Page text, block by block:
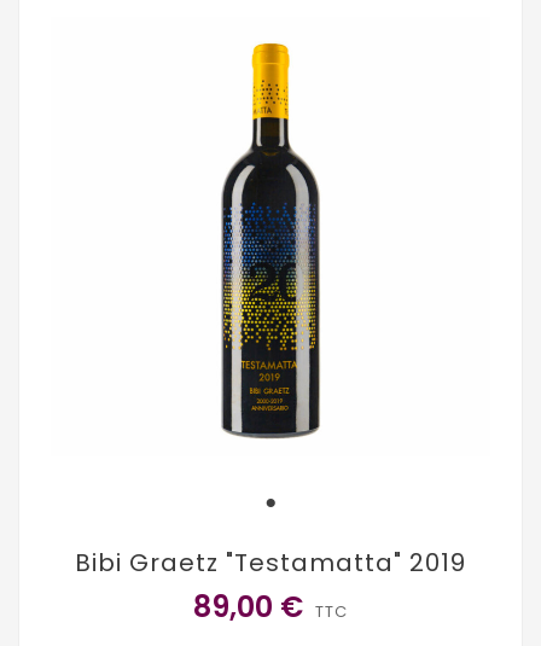
Bibi Graetz "Testamatta" 2019
89,00 € TTC